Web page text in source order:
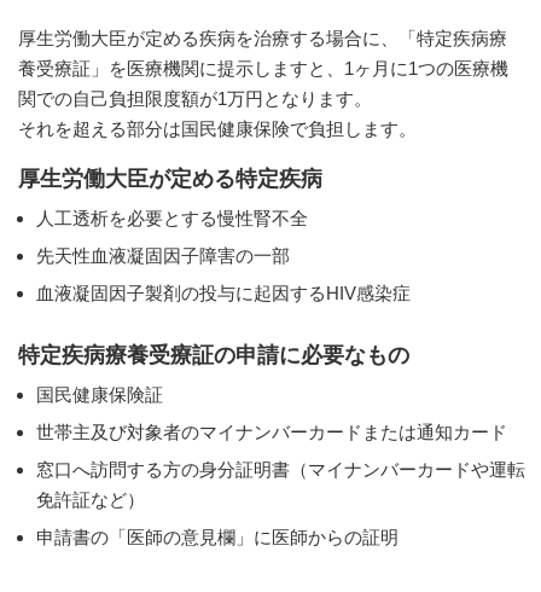
厚生労働大臣が定める疾病を治療する場合に、「特定疾病療
養受療証」を医療機関に提示しますと、1ヶ月に1つの医療機
関での自己負担限度額が1万円となります。
それを超える部分は国民健康保険で負担します。
厚生労働大臣が定める特定疾病
人工透析を必要とする慢性腎不全
先天性血液凝固因子障害の一部
血液凝固因子製剤の投与に起因するHIV感染症
特定疾病療養受療証の申請に必要なもの
国民健康保険証
世帯主及び対象者のマイナンバーカードまたは通知カード
窓口へ訪問する方の身分証明書（マイナンバーカードや運転
免許証など）
申請書の「医師の意見欄」に医師からの証明